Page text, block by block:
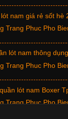
nam giá rẻ sốt hè
lót nam thông
lót nam Boxer